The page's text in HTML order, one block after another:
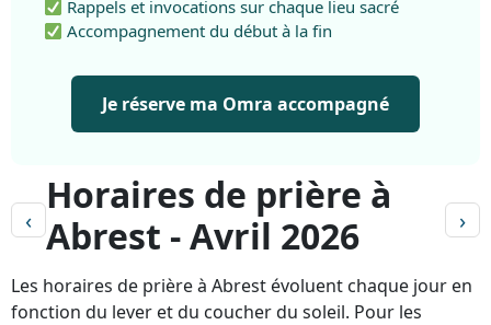
Rappels et invocations sur chaque lieu sacré
Accompagnement du début à la fin
Je réserve ma Omra accompagné
‹
Horaires de prière à
Abrest - Avril 2026
›
Les horaires de prière à Abrest évoluent chaque jour en
fonction du lever et du coucher du soleil. Pour les